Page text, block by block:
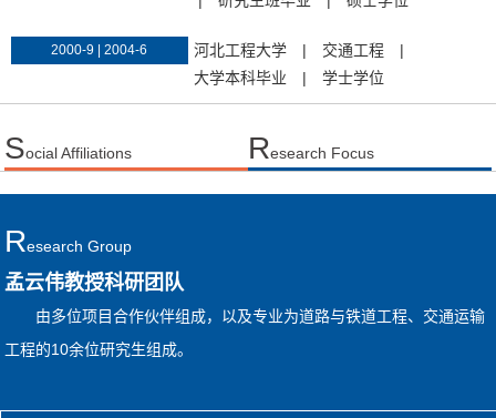
2000-9 | 2004-6 河北工程大学 | 交通工程
|
大学本科毕业
| 学士学位
Social Affiliations Research Focus
REsearch Group
孟云伟教授科研团队
由多位项目合作伙伴组成，以及专业为道路与铁道工程、交通运输
工程的10余位研究生组成。